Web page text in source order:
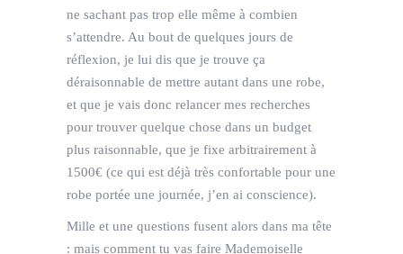
ne sachant pas trop elle même à combien
s’attendre. Au bout de quelques jours de
réflexion, je lui dis que je trouve ça
déraisonnable de mettre autant dans une robe,
et que je vais donc relancer mes recherches
pour trouver quelque chose dans un budget
plus raisonnable, que je fixe arbitrairement à
1500€ (ce qui est déjà très confortable pour une
robe portée une journée, j’en ai conscience).
Mille et une questions fusent alors dans ma tête
: mais comment tu vas faire Mademoiselle